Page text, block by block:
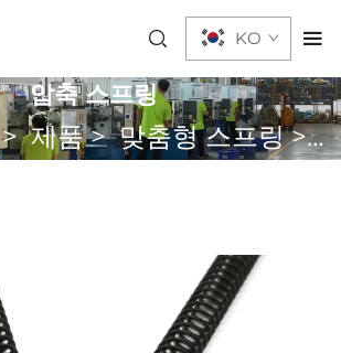
KO
압축 스프링
>제품>맞춤형 스프링>